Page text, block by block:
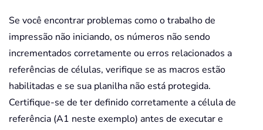
Se você encontrar problemas como o trabalho de
impressão não iniciando, os números não sendo
incrementados corretamente ou erros relacionados a
referências de células, verifique se as macros estão
habilitadas e se sua planilha não está protegida.
Certifique-se de ter definido corretamente a célula de
referência (A1 neste exemplo) antes de executar e